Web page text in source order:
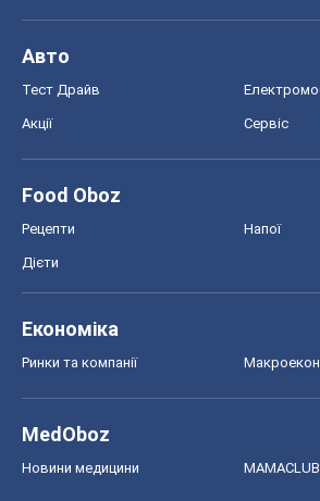
Авто
Тест Драйв
Акції Сервіс
Food Oboz
Рецепти Напої
Дієти
Економіка
Ринки та компанії
MedOboz
Новини медицини MAMACLUB